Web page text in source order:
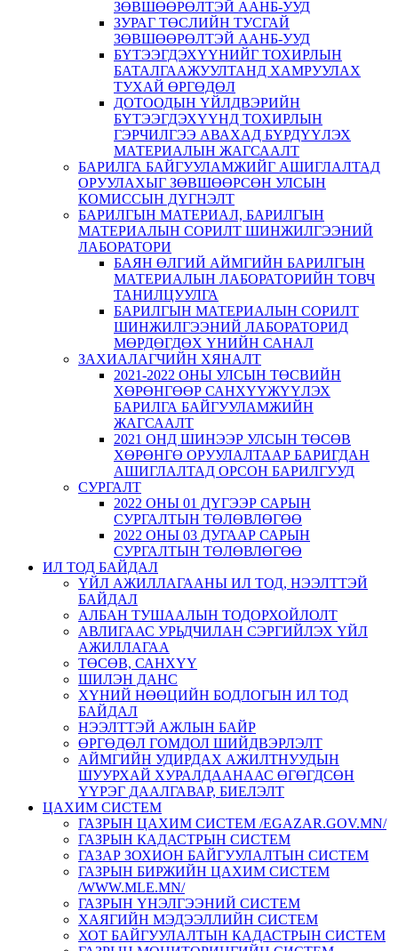
ЗӨВШӨӨРӨЛТЭЙ ААНБ-УУД
ЗУРАГ ТӨСЛИЙН ТУСГАЙ
ЗӨВШӨӨРӨЛТЭЙ ААНБ-УУД
БҮТЭЭГДЭХҮҮНИЙГ ТОХИРЛЫН
БАТАЛГААЖУУЛТАНД ХАМРУУЛАХ
ТУХАЙ ӨРГӨДӨЛ
ДОТООДЫН ҮЙЛДВЭРИЙН
БҮТЭЭГДЭХҮҮНД ТОХИРЛЫН
ГЭРЧИЛГЭЭ АВАХАД БҮРДҮҮЛЭХ
МАТЕРИАЛЫН ЖАГСААЛТ
БАРИЛГА БАЙГУУЛАМЖИЙГ АШИГЛАЛТАД
ОРУУЛАХЫГ ЗӨВШӨӨРСӨН УЛСЫН
КОМИССЫН ДҮГНЭЛТ
БАРИЛГЫН МАТЕРИАЛ, БАРИЛГЫН
МАТЕРИАЛЫН СОРИЛТ ШИНЖИЛГЭЭНИЙ
ЛАБОРАТОРИ
БАЯН ӨЛГИЙ АЙМГИЙН БАРИЛГЫН
МАТЕРИАЛЫН ЛАБОРАТОРИЙН ТОВЧ
ТАНИЛЦУУЛГА
БАРИЛГЫН МАТЕРИАЛЫН СОРИЛТ
ШИНЖИЛГЭЭНИЙ ЛАБОРАТОРИД
МӨРДӨГДӨХ ҮНИЙН САНАЛ
ЗАХИАЛАГЧИЙН ХЯНАЛТ
2021-2022 ОНЫ УЛСЫН ТӨСВИЙН
ХӨРӨНГӨӨР САНХҮҮЖҮҮЛЭХ
БАРИЛГА БАЙГУУЛАМЖИЙН
ЖАГСААЛТ
2021 ОНД ШИНЭЭР УЛСЫН ТӨСӨВ
ХӨРӨНГӨ ОРУУЛАЛТААР БАРИГДАН
АШИГЛАЛТАД ОРСОН БАРИЛГУУД
СУРГАЛТ
2022 ОНЫ 01 ДҮГЭЭР САРЫН
СУРГАЛТЫН ТӨЛӨВЛӨГӨӨ
2022 ОНЫ 03 ДУГААР САРЫН
СУРГАЛТЫН ТӨЛӨВЛӨГӨӨ
ИЛ ТОД БАЙДАЛ
ҮЙЛ АЖИЛЛАГААНЫ ИЛ ТОД, НЭЭЛТТЭЙ
БАЙДАЛ
АЛБАН ТУШААЛЫН ТОДОРХОЙЛОЛТ
АВЛИГААС УРЬДЧИЛАН СЭРГИЙЛЭХ ҮЙЛ
АЖИЛЛАГАА
ТӨСӨВ, САНХҮҮ
ШИЛЭН ДАНС
ХҮНИЙ НӨӨЦИЙН БОДЛОГЫН ИЛ ТОД
БАЙДАЛ
НЭЭЛТТЭЙ АЖЛЫН БАЙР
ӨРГӨДӨЛ ГОМДОЛ ШИЙДВЭРЛЭЛТ
АЙМГИЙН УДИРДАХ АЖИЛТНУУДЫН
ШУУРХАЙ ХУРАЛДААНААС ӨГӨГДСӨН
ҮҮРЭГ ДААЛГАВАР, БИЕЛЭЛТ
ЦАХИМ СИСТЕМ
ГАЗРЫН ЦАХИМ СИСТЕМ /EGAZAR.GOV.MN/
ГАЗРЫН КАДАСТРЫН СИСТЕМ
ГАЗАР ЗОХИОН БАЙГУУЛАЛТЫН СИСТЕМ
ГАЗРЫН БИРЖИЙН ЦАХИМ СИСТЕМ
/WWW.MLE.MN/
ГАЗРЫН ҮНЭЛГЭЭНИЙ СИСТЕМ
ХАЯГИЙН МЭДЭЭЛЛИЙН СИСТЕМ
ХОТ БАЙГУУЛАЛТЫН КАДАСТРЫН СИСТЕМ